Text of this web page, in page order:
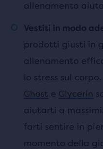
allenamento
Vestiti in modo
prodotti giusti in
allenamento
lo stress sul
Ghost e Glycerin
aiutarti a
farti sentire in
momento della